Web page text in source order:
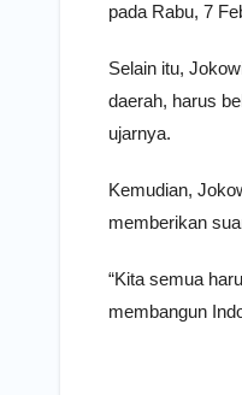
pada Rabu, 7
Selain itu,
daerah, harus
ujarnya.
Kemudian,
memberikan
“Kita semua
membangun